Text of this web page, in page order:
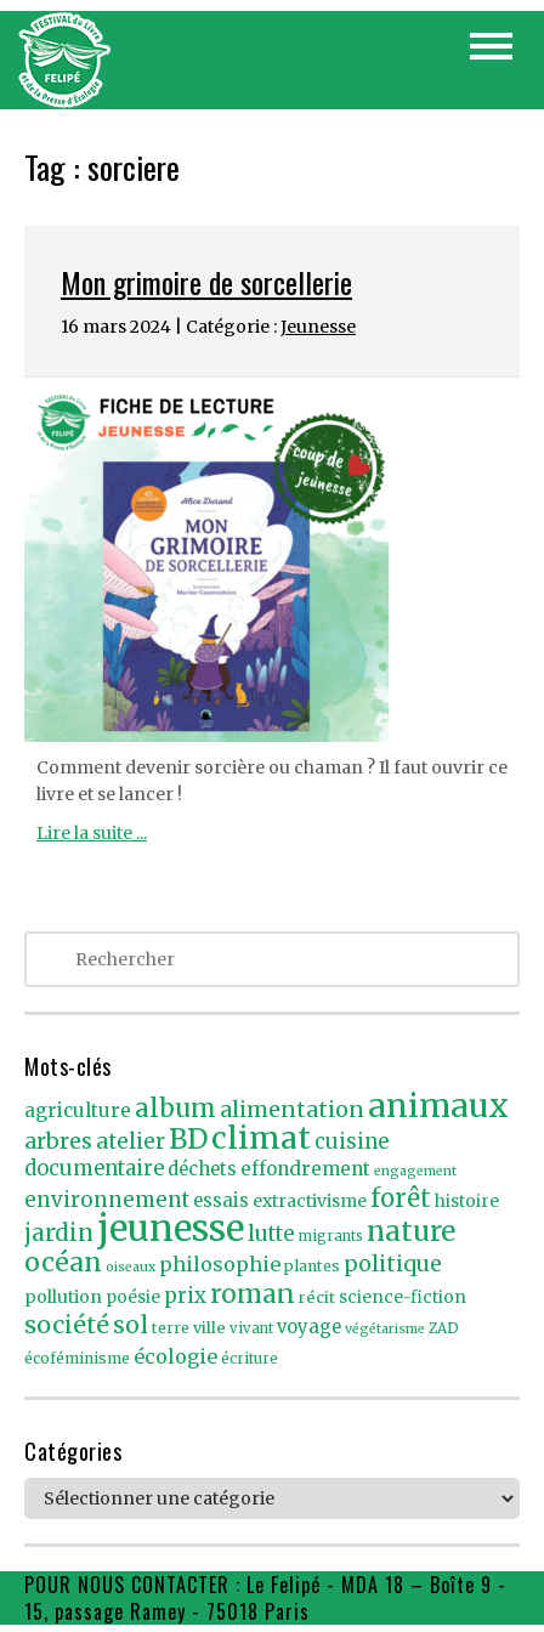
Skip
content
Toggle
Tag :sorciere
Mon grimoire de sorcellerie
16 mars 2024 | Catégorie :Jeunesse
Comment devenir sorcière ou chaman ? Il faut ouvrir ce
livre et se lancer !
Lire la suite ...
Mots-clés
agriculture album alimentationanimaux
arbres atelierBDclimatcuisine
documentaire déchets effondrement engagement
environnement essais extractivisme forêthistoire
jardin jeunesselutte migrants nature
océan oiseaux philosophie plantes politique
pollution poésie prixroman récit science-fiction
sociétésol terre ville vivant voyage végétarisme ZAD
écoféminisme écologie écriture
Catégories
Catégories
POUR NOUS CONTACTER : Le Felipé - MDA 18 – Boîte 9 -
15, passage Ramey - 75018 Paris